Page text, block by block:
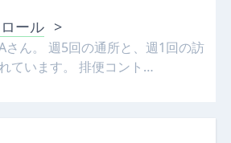
ール >
さん。 週5回の通所と、週1回の訪
ています。 排便コント…